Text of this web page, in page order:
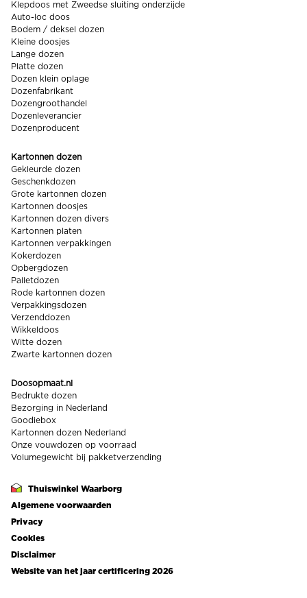
Klepdoos met Zweedse sluiting onderzijde
Auto-loc doos
Bodem / deksel dozen
Kleine doosjes
Lange dozen
Platte dozen
Dozen klein oplage
Dozenfabrikant
Dozengroothandel
Dozenleverancier
Dozenproducent
Kartonnen dozen
Gekleurde dozen
Geschenkdozen
Grote kartonnen dozen
Kartonnen doosjes
Kartonnen dozen divers
Kartonnen platen
Kartonnen verpakkingen
Kokerdozen
Opbergdozen
Palletdozen
Rode kartonnen dozen
Verpakkingsdozen
Verzenddozen
Wikkeldoos
Witte dozen
Zwarte kartonnen dozen
Doosopmaat.nl
Bedrukte dozen
Bezorging in Nederland
Goodiebox
Kartonnen dozen Nederland
Onze vouwdozen op voorraad
Volumegewicht bij pakketverzending
Footer
links
Thuiswinkel Waarborg
Algemene voorwaarden
Privacy
Cookies
Disclaimer
Website van het jaar certificering 2026